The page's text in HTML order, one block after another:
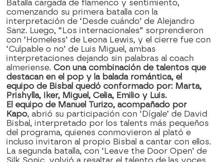
Batalla cargada de flamenco y sentimiento,
comenzando su primera batalla con la
interpretación de ‘Desde cuándo’ de Alejandro
Sanz. Luego, “Los internacionales” sorprendieron
con ‘Homeless’ de Leona Lewis, y el cierre fue con
‘Culpable o no’ de Luis Miguel, ambas
interpretaciones dejando sin palabras al coach
almeriense. Con una combinación de talentos que
destacan en el pop y la balada romántica, el
equipo de Bisbal quedó conformado por: Marta,
Prishylla, Iker, Miguel, Celia, Emilio y Luis.
El equipo de Manuel Turizo, acompañado por
Kapo, abrió su participación con ‘Dígale’ de David
Bisbal, interpretado por los talents más pequeños
del programa, quienes conmovieron al plató e
incluso invitaron al propio Bisbal a cantar con ellos.
La segunda batalla, con ‘Leave the Door Open’ de